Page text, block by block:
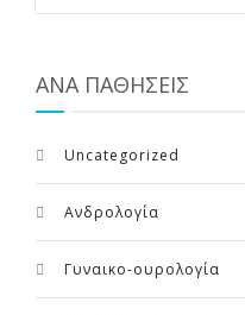
ΑΝΑ ΠΑΘΗΣΕΙΣ
Uncategorized
Ανδρολογία
Γυναικο-ουρολογία